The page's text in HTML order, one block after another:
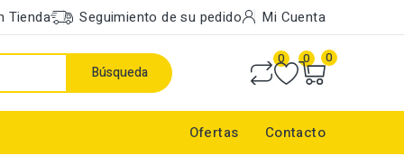
Tienda Seguimiento de su pedido Mi Cuenta
Búsqueda
0 0 0
Ofertas Contacto